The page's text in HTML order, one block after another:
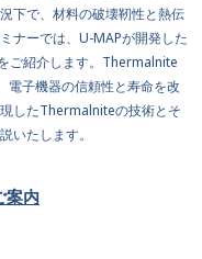
下で、材料の破壊靭性と熱伝
ナーでは、U-MAPが開発した
ご紹介します。Thermalnite
電子機器の信頼性と寿命を改
したThermalniteの技術とそ
いたします。
案内